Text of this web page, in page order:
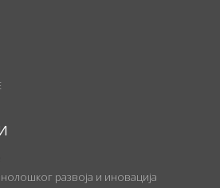
развоја и иновација